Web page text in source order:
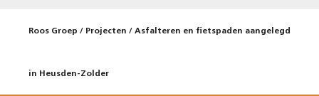
Roos Groep / Projecten / Asfalteren en fietspaden aangelegd
in Heusden-Zolder